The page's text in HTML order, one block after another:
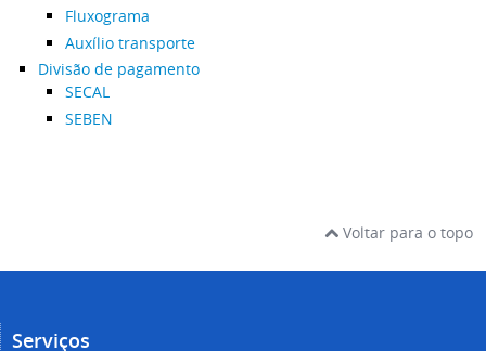
Fluxograma
Auxílio transporte
Divisão de pagamento
SECAL
SEBEN
Voltar para o topo
Serviços